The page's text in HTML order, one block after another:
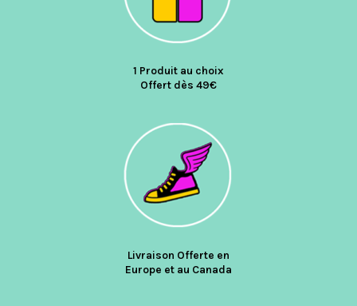
1 Produit au choix
Offert dès 49€
Livraison Offerte en
Europe et au Canada